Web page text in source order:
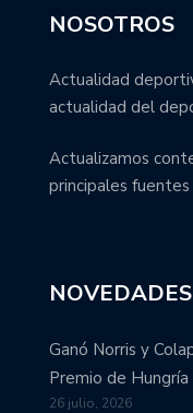
NOSOTROS
Actualidad
actualidad del
Actualizamos
principales
NOVEDADES
Ganó Norris y
Premio de
26 julio, 2026